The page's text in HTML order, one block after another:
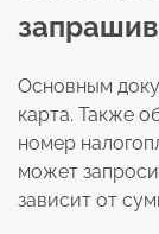
Основным
карта. Также
номер
может
зависит от